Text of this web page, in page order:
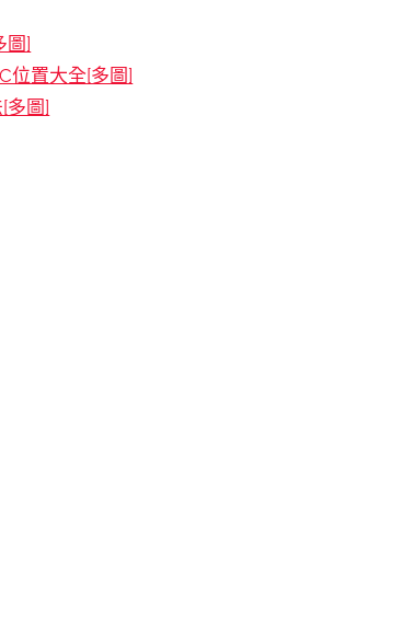
圖]
置大全[多圖]
多圖]